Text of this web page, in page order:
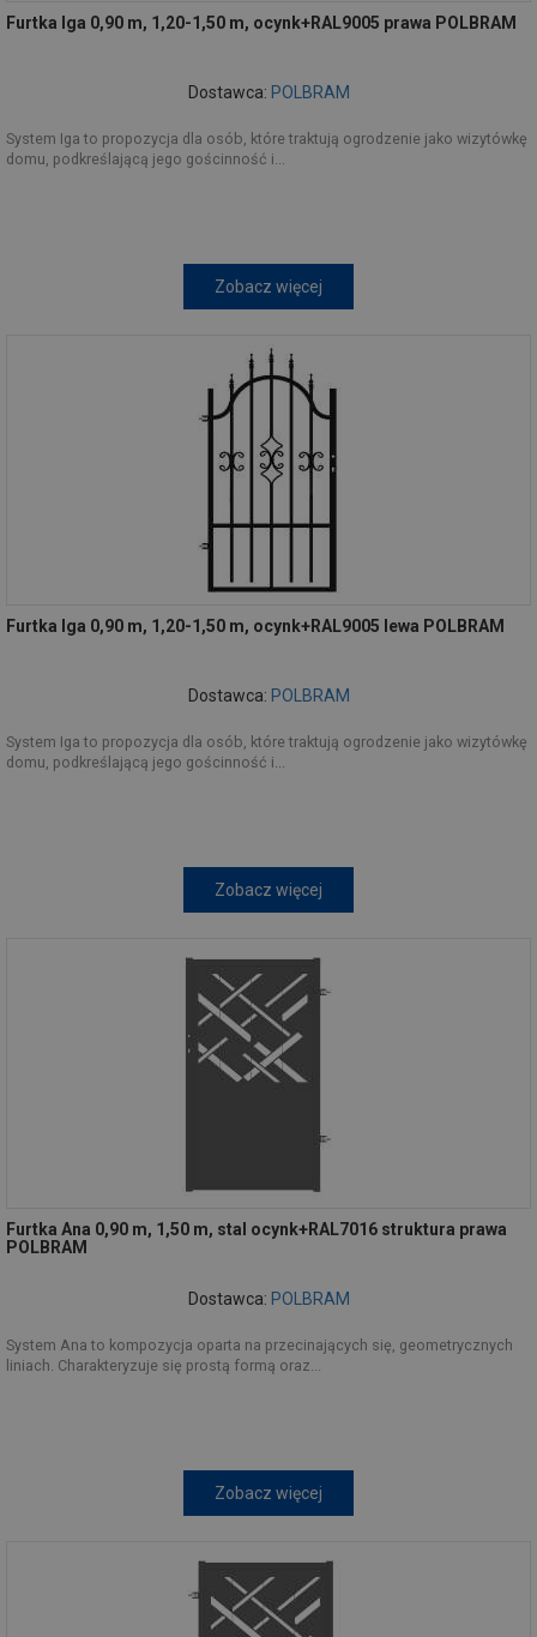
Furtka Iga 0,90 m, 1,20-1,50 m, ocynk+RAL9005 prawa POLBRAM
Dostawca: POLBRAM
System Iga to propozycja dla osób, które traktują ogrodzenie jako wizytówkę
domu, podkreślającą jego gościnność i...
Zobacz więcej
Furtka Iga 0,90 m, 1,20-1,50 m, ocynk+RAL9005 lewa POLBRAM
Dostawca: POLBRAM
System Iga to propozycja dla osób, które traktują ogrodzenie jako wizytówkę
domu, podkreślającą jego gościnność i...
Zobacz więcej
Furtka Ana 0,90 m, 1,50 m, stal ocynk+RAL7016 struktura prawa
POLBRAM
Dostawca: POLBRAM
System Ana to kompozycja oparta na przecinających się, geometrycznych
liniach. Charakteryzuje się prostą formą oraz...
Zobacz więcej